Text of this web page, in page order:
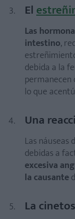
El
Las
intestino,
debida a la
lo que
Una
Las náuseas
debidas a
excesiva
la causante
La